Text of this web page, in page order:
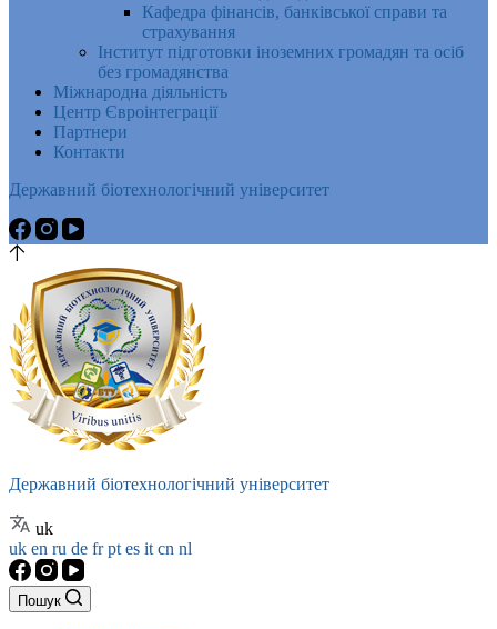
Кафедра фінансів, банківської справи та
страхування
Інститут підготовки іноземних громадян та осіб
без громадянства
Міжнародна діяльність
Центр Євроінтеграції
Партнери
Контакти
Державний біотехнологічний університет
Державний біотехнологічний університет
uk
uk en ru de frpt es it cn nl
Пошук